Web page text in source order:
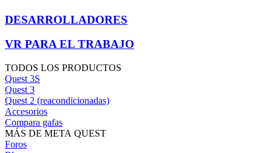
DESARROLLADORES
VR PARA EL TRABAJO
TODOS LOS PRODUCTOS
Quest 3S
Quest 3
Quest 2 (reacondicionadas)
Accesorios
Compara gafas
MÁS DE META QUEST
Foros